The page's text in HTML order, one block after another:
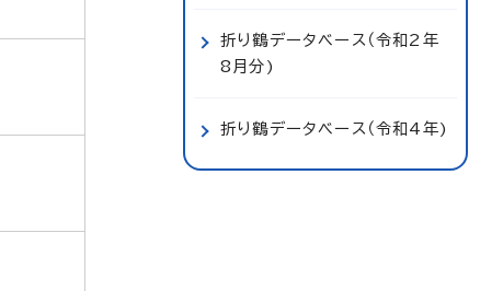
折り鶴データベース（令和2年
8月分)
折り鶴データベース（令和4年)